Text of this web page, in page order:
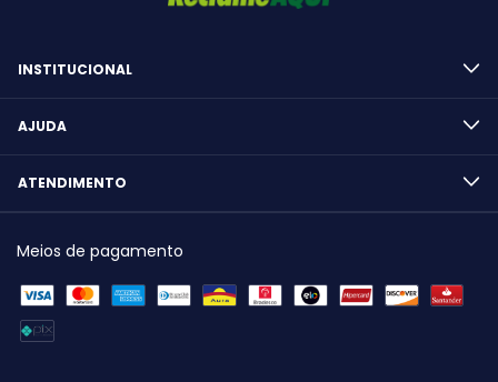
INSTITUCIONAL
AJUDA
ATENDIMENTO
Meios de pagamento